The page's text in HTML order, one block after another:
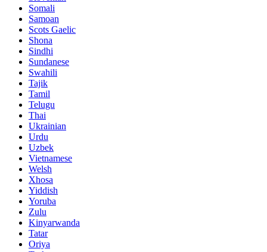
Somali
Samoan
Scots Gaelic
Shona
Sindhi
Sundanese
Swahili
Tajik
Tamil
Telugu
Thai
Ukrainian
Urdu
Uzbek
Vietnamese
Welsh
Xhosa
Yiddish
Yoruba
Zulu
Kinyarwanda
Tatar
Oriya